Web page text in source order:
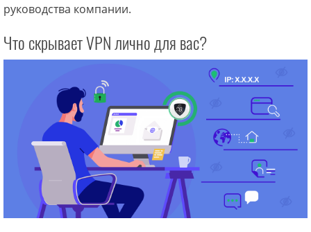
руководства компании.
Что скрывает VPN лично для вас?